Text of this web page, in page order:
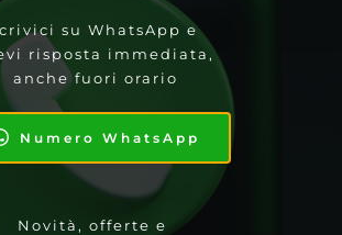
su WhatsApp e
risposta immediata,
anche fuori orario
Numero WhatsApp
Novità, offerte e